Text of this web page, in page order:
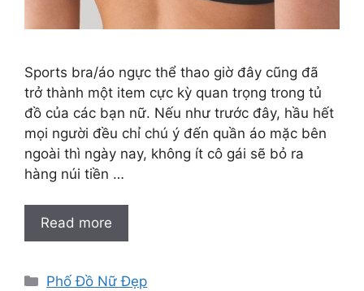
Sports bra/áo ngực thể thao giờ đây cũng đã
trở thành một item cực kỳ quan trọng trong tủ
đồ của các bạn nữ. Nếu như trước đây, hầu hết
mọi người đều chỉ chú ý đến quần áo mặc bên
ngoài thì ngày nay, không ít cô gái sẽ bỏ ra
hàng núi tiền …
Read more
Categories
Phố Đồ Nữ Đẹp